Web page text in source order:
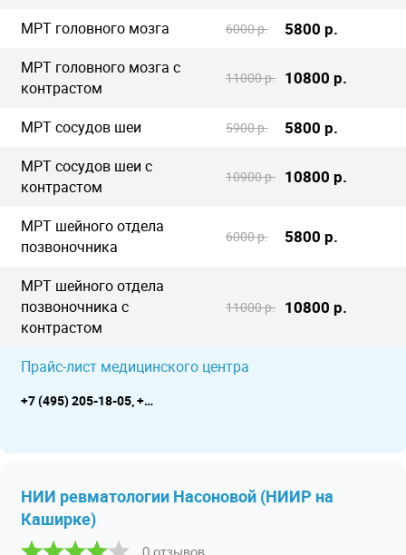
МРТ головного мозга 6000 р. 5800 р.
МРТ головного мозга с
контрастом
11000 р. 10800 р.
МРТ сосудов шеи 5900 р. 5800 р.
МРТ сосудов шеи с
контрастом
10900 р. 10800 р.
МРТ шейного отдела
позвоночника
6000 р. 5800 р.
МРТ шейного отдела
позвоночника с
контрастом
11000 р. 10800 р.
Прайс-лист медицинского центра
+7 (495) 205-18-05, +7 (495) 782-50-70, WhatsApp +7 (925) 459-15-70
НИИ ревматологии Насоновой (НИИР на
Каширке)
0 отзывов